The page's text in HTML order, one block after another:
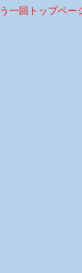
一回トップペー